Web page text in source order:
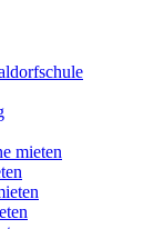
mieten